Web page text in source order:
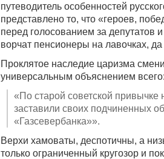
путеводитель особенностей
представлено то, что «героев,
перед голосованием за депутатов
ворчат пенсионеры на лавочках,
Проклятое наследие царизма
универсальным объяснением всего:
«По старой советской привычке
заставили своих подчиненных
«Газсевербанка»».
Верхи хамоваты, деспотичны, а
только ограниченный кругозор и